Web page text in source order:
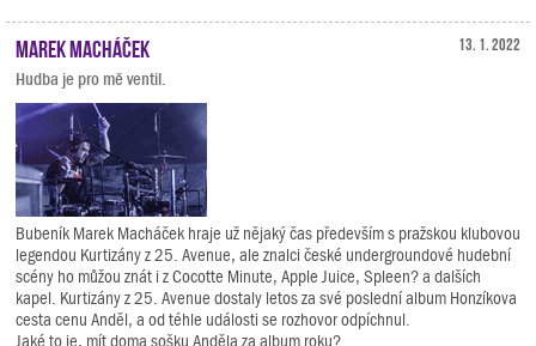
13. 1. 2022
Marek Macháček
Hudba je pro mě ventil.
Bubeník Marek Macháček hraje už nějaký čas především s pražskou klubovou
legendou Kurtizány z 25. Avenue, ale znalci české undergroundové hudební
scény ho můžou znát i z Cocotte Minute, Apple Juice, Spleen? a dalších
kapel. Kurtizány z 25. Avenue dostaly letos za své poslední album Honzíkova
cesta cenu Anděl, a od téhle události se rozhovor odpíchnul.
Jaké to je, mít doma sošku Anděla za album roku?